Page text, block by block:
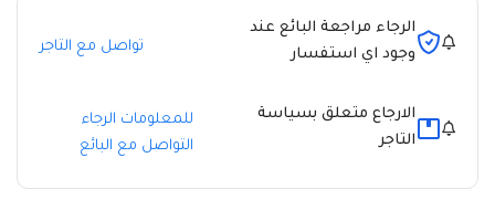
الرجاء مراجعة البائع عند
وجود اي استفسار
تواصل مع التاجر
الارجاع متعلق بسياسة
التاجر
للمعلومات الرجاء
التواصل مع البائع